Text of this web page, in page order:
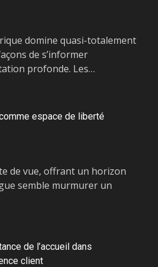
domine quasi-totalement
de s’informer
profonde. Les…
espace de liberté
de vue, offrant un horizon
semble murmurer un
de l’accueil dans
client